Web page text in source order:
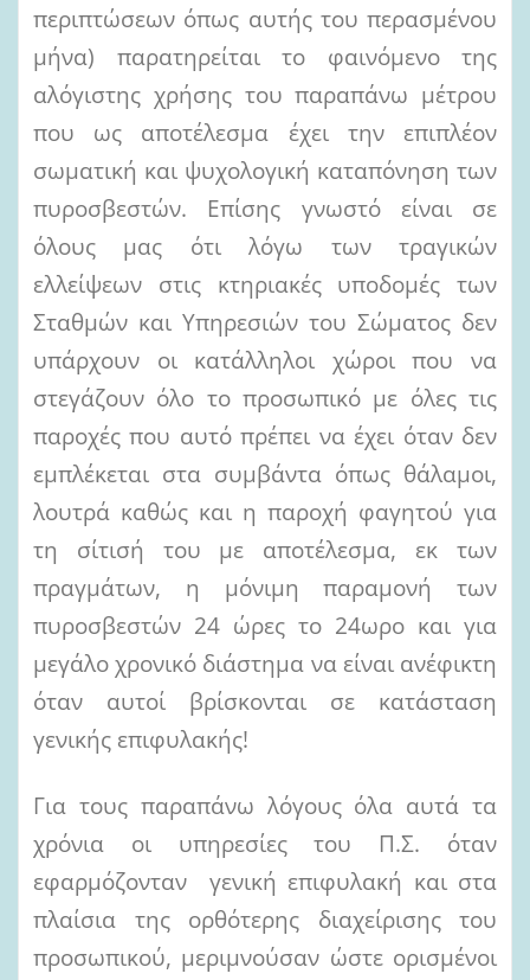
περιπτώσεων όπως αυτής του περασμένου
μήνα) παρατηρείται το φαινόμενο της
αλόγιστης χρήσης του παραπάνω μέτρου
που ως αποτέλεσμα έχει την επιπλέον
σωματική και ψυχολογική καταπόνηση των
πυροσβεστών. Επίσης γνωστό είναι σε
όλους μας ότι λόγω των τραγικών
ελλείψεων στις κτηριακές υποδομές των
Σταθμών και Υπηρεσιών του Σώματος δεν
υπάρχουν οι κατάλληλοι χώροι που να
στεγάζουν όλο το προσωπικό με όλες τις
παροχές που αυτό πρέπει να έχει όταν δεν
εμπλέκεται στα συμβάντα όπως θάλαμοι,
λουτρά καθώς και η παροχή φαγητού για
τη σίτισή του με αποτέλεσμα, εκ των
πραγμάτων, η μόνιμη παραμονή των
πυροσβεστών 24 ώρες το 24ωρο και για
μεγάλο χρονικό διάστημα να είναι ανέφικτη
όταν αυτοί βρίσκονται σε κατάσταση
γενικής επιφυλακής!
Για τους παραπάνω λόγους όλα αυτά τα
χρόνια οι υπηρεσίες του Π.Σ. όταν
εφαρμόζονταν γενική επιφυλακή και στα
πλαίσια της ορθότερης διαχείρισης του
προσωπικού, μεριμνούσαν ώστε ορισμένοι